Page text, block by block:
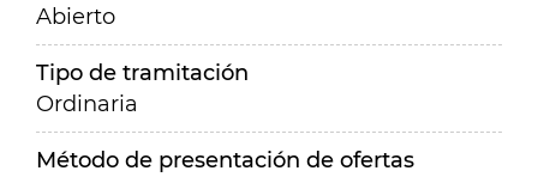
Abierto
Tipo de tramitación
Ordinaria
Método de presentación de ofertas